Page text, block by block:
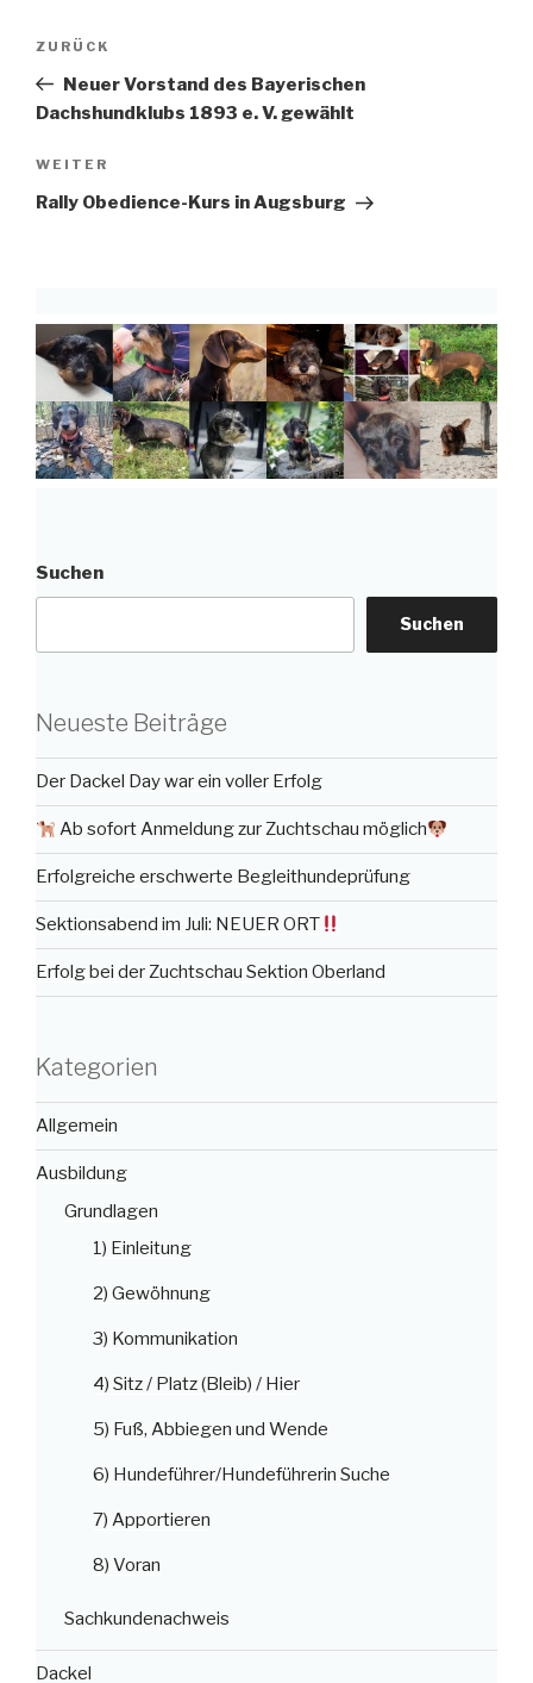
Beitragsnavigation
Vorheriger
Beitrag
ZURÜCK
Neuer Vorstand des Bayerischen
Dachshundklubs 1893 e. V. gewählt
Nächster
Beitrag
WEITER
Rally Obedience-Kurs in Augsburg
Suchen
Suchen
Neueste Beiträge
Der Dackel Day war ein voller Erfolg
Ab sofort Anmeldung zur Zuchtschau möglich
Erfolgreiche erschwerte Begleithundeprüfung
Sektionsabend im Juli: NEUER ORT
Erfolg bei der Zuchtschau Sektion Oberland
Kategorien
Allgemein
Ausbildung
Grundlagen
1) Einleitung
2) Gewöhnung
3) Kommunikation
4) Sitz / Platz (Bleib) / Hier
5) Fuß, Abbiegen und Wende
6) Hundeführer/Hundeführerin Suche
7) Apportieren
8) Voran
Sachkundenachweis
Dackel